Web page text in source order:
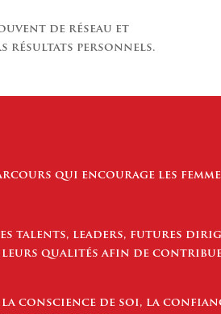
de réseau et
résultats personnels.
qui encourage les
talents, leaders, futures
qualités afin de
conscience de soi, la